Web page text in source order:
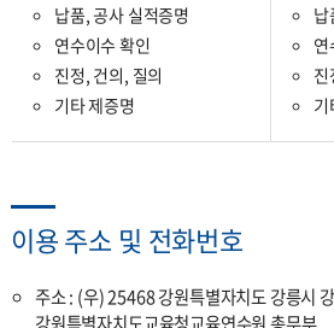
납품, 공사 실적증명
연수이수 확인
진정, 건의, 질의
기타 제증명
납
연
진
기
이용 주소 및 전화번호
주소 : (우) 25468 강원특별자치도 강릉시